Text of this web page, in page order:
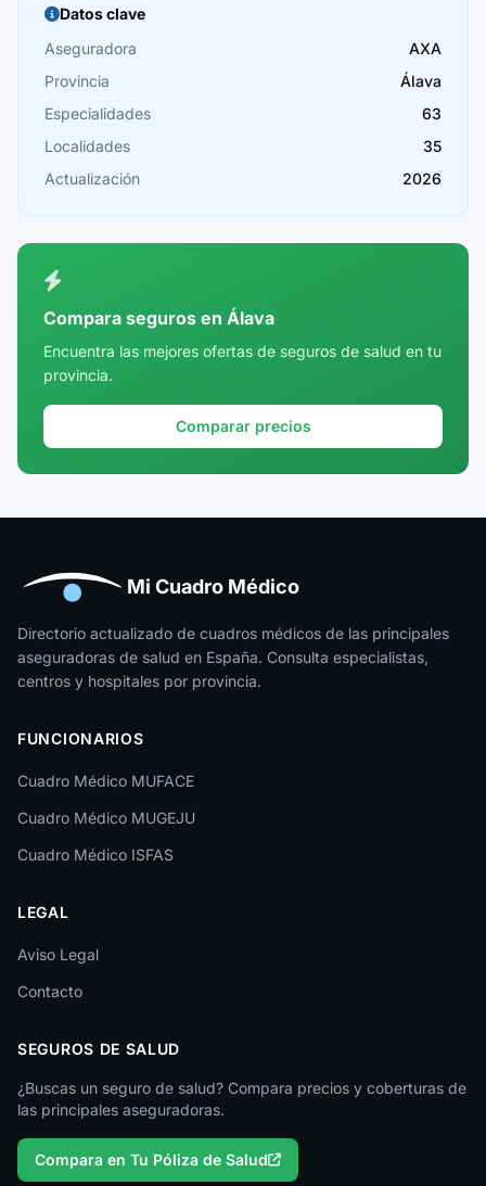
Burgos
Cáceres
Cádiz
Cantabria
Castellón
Córdoba
Cuenca
Girona
Huesca
Jaén
La Rioja
León
Lleida
Lugo
Málaga
Melilla
Murcia
Palencia
Pontevedra
Datos clave
Aseguradora
AXA
Provincia
Álava
Especialidades
63
Localidades
35
Actualización
2026
Compara seguros en Álava
Encuentra las mejores ofertas de seguros de salud en tu
provincia.
Comparar precios
Mi Cuadro Médico
Directorio actualizado de cuadros médicos de las principales
aseguradoras de salud en España. Consulta especialistas,
centros y hospitales por provincia.
FUNCIONARIOS
Cuadro Médico MUFACE
Cuadro Médico MUGEJU
Cuadro Médico ISFAS
LEGAL
Aviso Legal
Contacto
SEGUROS DE SALUD
¿Buscas un seguro de salud? Compara precios y coberturas de
las principales aseguradoras.
Compara en Tu Póliza de Salud